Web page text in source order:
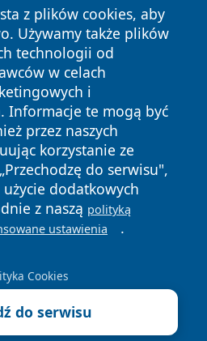
z plików cookies, aby
Używamy także plików
technologii od
w celach
i
Informacje te mogą być
przez naszych
korzystanie ze
do serwisu",
dodatkowych
z naszą polityką
ustawienia .
Cookies
do serwisu
Wszystkie prawa zastrzeżone.
Polityka
Cookies